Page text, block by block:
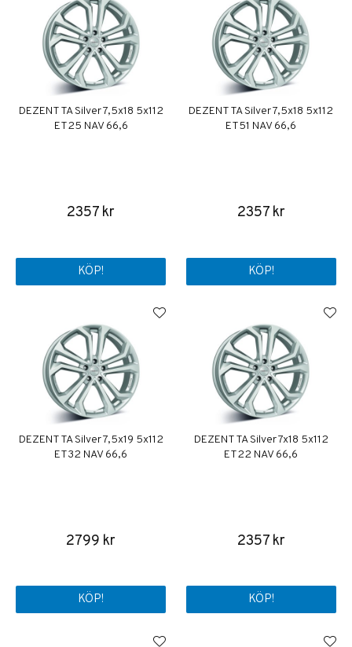
DEZENT TA Silver 7,5x18 5x112
ET25 NAV 66,6
2357 kr
KÖP!
DEZENT TA Silver 7,5x18 5x112
ET51 NAV 66,6
2357 kr
KÖP!
DEZENT TA Silver 7,5x19 5x112
ET32 NAV 66,6
2799 kr
KÖP!
DEZENT TA Silver 7x18 5x112
ET22 NAV 66,6
2357 kr
KÖP!